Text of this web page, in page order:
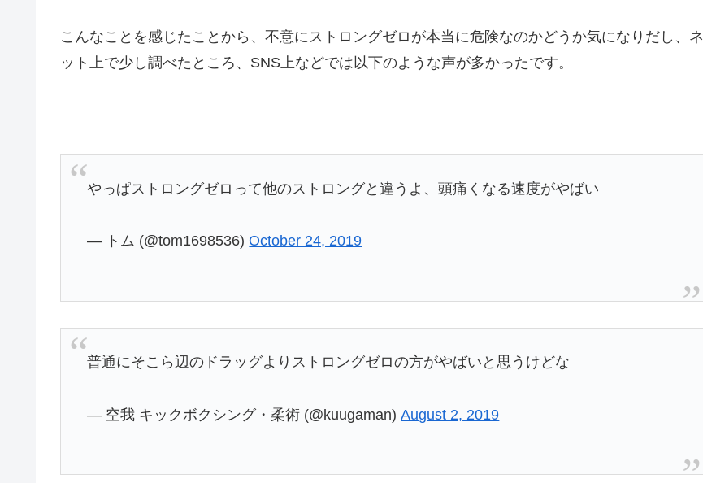
こんなことを感じたことから、不意にストロングゼロが本当に危険なのかどうか気になりだし、ネ
ット上で少し調べたところ、SNS上などでは以下のような声が多かったです。
やっぱストロングゼロって他のストロングと違うよ、頭痛くなる速度がやばい
— トム (@tom1698536)October 24, 2019
普通にそこら辺のドラッグよりストロングゼロの方がやばいと思うけどな
— 空我 キックボクシング・柔術 (@kuugaman)August 2, 2019